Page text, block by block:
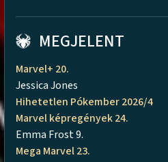
MEGJELENT
Marvel+ 20.
Jessica Jones
Hihetetlen Pókember 2026/4
Marvel képregények 24.
Emma Frost 9.
Mega Marvel 23.